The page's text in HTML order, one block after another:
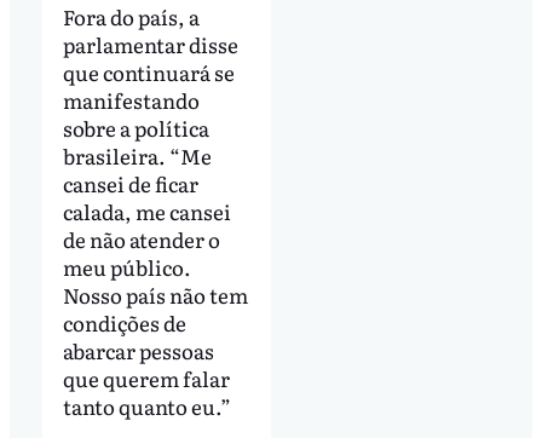
Fora do país, a
parlamentar disse
que continuará se
manifestando
sobre a política
brasileira. “Me
cansei de ficar
calada, me cansei
de não atender o
meu público.
Nosso país não tem
condições de
abarcar pessoas
que querem falar
tanto quanto eu.”